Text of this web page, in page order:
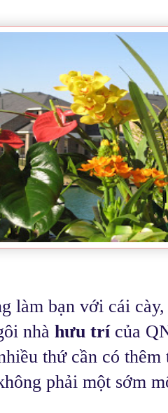
làm bạn với cái
nhàhưu trí của
thứ cần có
phải một sớm